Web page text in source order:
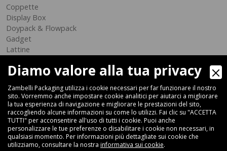
Coppette
Display Box
Doypack & Flowpack
Gadget
Lattine
Sacchetti
Taniche
Vaschette
Vasetti
Il tuo settore
Beverage
Diamo valore alla tua privacy
Zambelli Packaging utilizza i cookie necessari per far funzionare il nostro
sito. Vorremmo anche impostare cookie analitici per aiutarci a migliorare
la tua esperienza di navigazione e migliorare le prestazioni del sito,
raccogliendo alcune informazioni su come lo utilizzi. Fai clic su "ACCETTA
TUTTI" per acconsentire all'uso di tutti i cookie. Puoi anche
personalizzare le tue preferenze o disabilitare i cookie non necessari, in
qualsiasi momento. Per informazioni più dettagliate sui cookie che
utilizziamo, consultare la nostra informativa sui cookie.